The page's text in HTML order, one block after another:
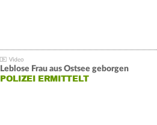
Leblose Frau aus Ostsee geborgen
POLIZEI ERMITTELT